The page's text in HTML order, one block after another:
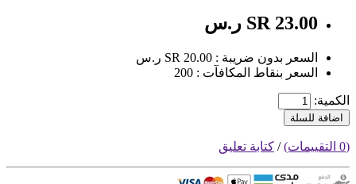
SR 23.00 ر.س
السعر بدون ضريبة : SR 20.00 ر.س
السعر بنقاط المكافآت : 200
الكمية:
اضافة للسلة
(0 التقييمات) / كتابة تعليق